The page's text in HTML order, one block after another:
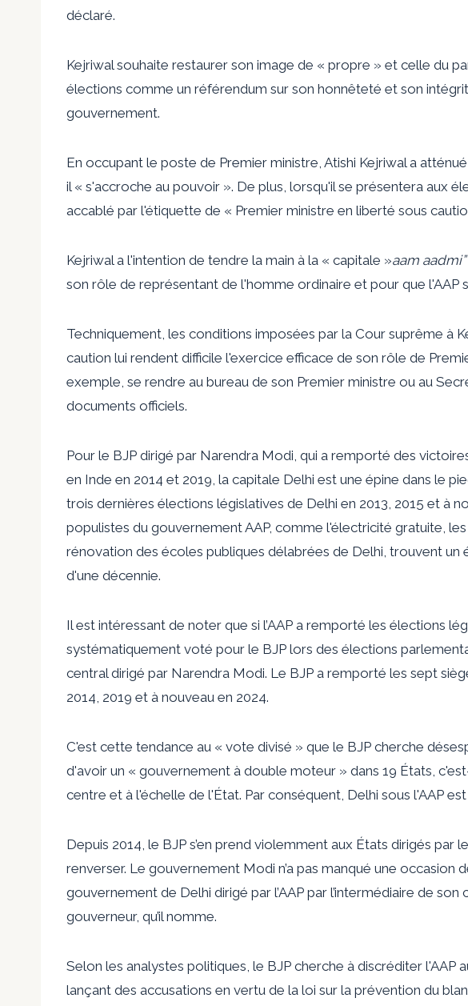
déclaré.
Kejriwal souhaite restaurer son image de « propre » et celle du
élections comme un référendum sur son honnêteté et son
gouvernement.
En occupant le poste de Premier ministre, Atishi Kejriwal a
il « s'accroche au pouvoir ». De plus, lorsqu'il se présentera aux
accablé par l'étiquette de « Premier ministre en liberté sous
Kejriwal a l'intention de tendre la main à la « capitale »aam aadmi”
son rôle de représentant de l'homme ordinaire et pour que l'AAP
Techniquement, les conditions imposées par la Cour suprême à
caution lui rendent difficile l'exercice efficace de son rôle de
exemple, se rendre au bureau de son Premier ministre ou au
documents officiels.
Pour le BJP dirigé par Narendra Modi, qui a remporté des
en Inde en 2014 et 2019, la capitale Delhi est une épine dans le
trois dernières élections législatives de Delhi en 2013, 2015 et à
populistes du gouvernement AAP, comme l'électricité gratuite,
rénovation des écoles publiques délabrées de Delhi, trouvent un
d'une décennie.
Il est intéressant de noter que si l’AAP a remporté les élections
systématiquement voté pour le BJP lors des élections
central dirigé par Narendra Modi. Le BJP a remporté les sept
2014, 2019 et à nouveau en 2024.
C'est cette tendance au « vote divisé » que le BJP cherche
d'avoir un « gouvernement à double moteur » dans 19 États,
centre et à l'échelle de l'État. Par conséquent, Delhi sous l'AAP
Depuis 2014, le BJP s’en prend violemment aux États dirigés par
renverser. Le gouvernement Modi n’a pas manqué une occasion
gouvernement de Delhi dirigé par l’AAP par l’intermédiaire de
gouverneur, qu’il nomme.
Selon les analystes politiques, le BJP cherche à discréditer l'AAP
lançant des accusations en vertu de la loi sur la prévention du